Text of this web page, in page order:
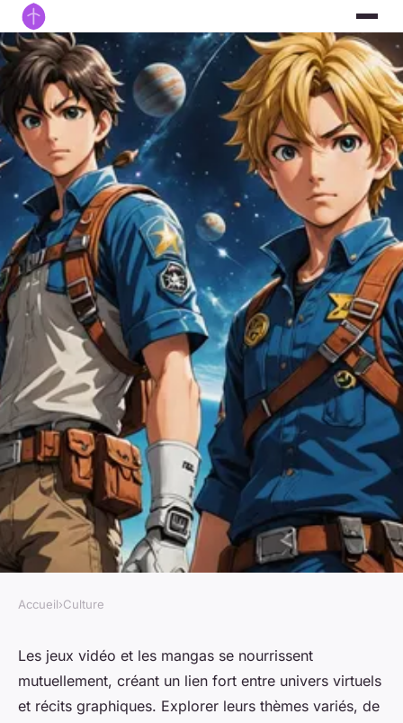
Sujet libre sur les jv et les
mangas : explorons l'univers !
Accueil›Culture
Les jeux vidéo et les mangas se nourrissent
mutuellement, créant un lien fort entre univers virtuels
et récits graphiques. Explorer leurs thèmes variés, de